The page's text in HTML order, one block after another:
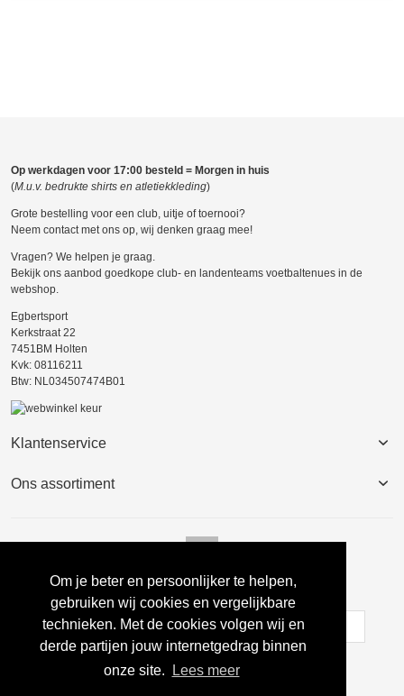
Om je beter en persoonlijker te helpen,
gebruiken wij cookies en vergelijkbare
technieken. Met de cookies volgen wij en
derde partijen jouw internetgedrag binnen
onze site.
Lees meer
Op werkdagen voor 17:00 besteld = Morgen in huis
(M.u.v. bedrukte shirts en atletiekkleding)
Grote bestelling voor een club, uitje of toernooi?
Neem contact met ons op, wij denken graag mee!
Vragen? We helpen je graag.
Bekijk ons aanbod goedkope club- en landenteams voetbaltenues in de
webshop.
Egbertsport
Kerkstraat 22
7451BM Holten
Kvk: 08116211
Btw: NL034507474B01
Klantenservice
Ons assortiment
Nieuwsbrief
Inschrijven